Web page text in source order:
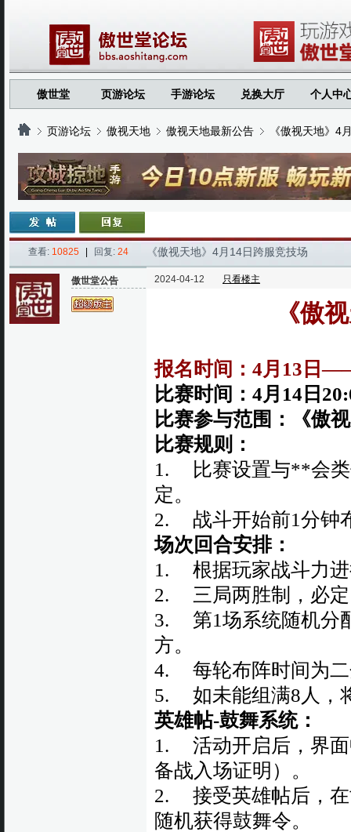
傲世堂 页游论坛 手游论坛 兑换大厅 个人中
›
页游论坛
›
傲视天地
›
傲视天地最新公告
›
《傲视天地》4
查看: 10825 回复: 24 《傲视天地》4月14日跨服竞技场
傲世堂公告 2024-04-12 只看楼主
《傲
报名时间：4月13日
比赛时间：4月14日
比赛参与范围：《傲
比赛规则：
1. 比赛设置与**会类
定。
2. 战斗开始前1分钟
场次回合安排：
1. 根据玩家战斗力进
2. 三局两胜制，必定
3. 第1场系统随机分
方。
4. 每轮布阵时间为二
5. 如未能组满8人，
英雄帖-鼓舞系统：
1. 活动开启后，界面
备战入场证明）。
2. 接受英雄帖后，在
随机获得鼓舞令。